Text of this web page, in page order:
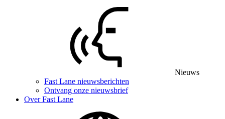
Nieuws
Fast Lane nieuwsberichten
Ontvang onze nieuwsbrief
Over Fast Lane